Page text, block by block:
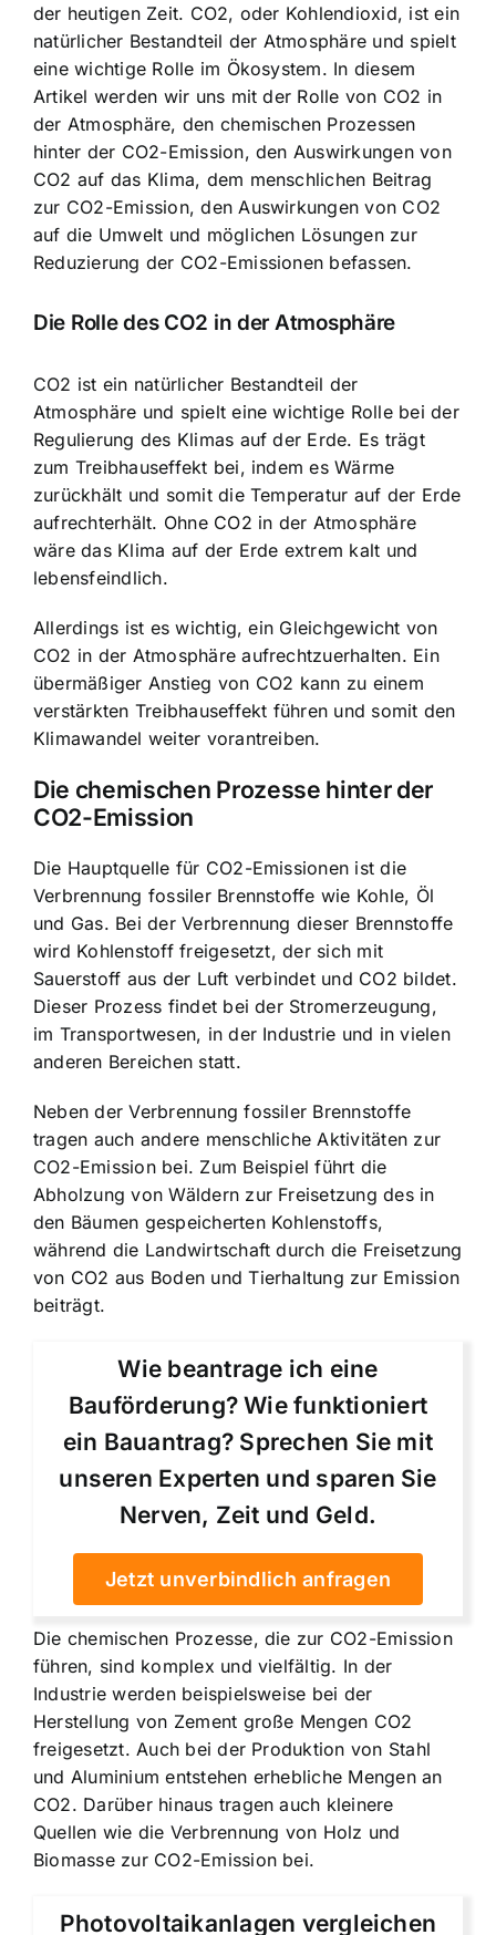
der heutigen Zeit. CO2, oder Kohlendioxid, ist ein
natürlicher Bestandteil der Atmosphäre und spielt
eine wichtige Rolle im Ökosystem. In diesem
Artikel werden wir uns mit der Rolle von CO2 in
der Atmosphäre, den chemischen Prozessen
hinter der CO2-Emission, den Auswirkungen von
CO2 auf das Klima, dem menschlichen Beitrag
zur CO2-Emission, den Auswirkungen von CO2
auf die Umwelt und möglichen Lösungen zur
Reduzierung der CO2-Emissionen befassen.
Die Rolle des CO2 in der Atmosphäre
CO2 ist ein natürlicher Bestandteil der
Atmosphäre und spielt eine wichtige Rolle bei der
Regulierung des Klimas auf der Erde. Es trägt
zum Treibhauseffekt bei, indem es Wärme
zurückhält und somit die Temperatur auf der Erde
aufrechterhält. Ohne CO2 in der Atmosphäre
wäre das Klima auf der Erde extrem kalt und
lebensfeindlich.
Allerdings ist es wichtig, ein Gleichgewicht von
CO2 in der Atmosphäre aufrechtzuerhalten. Ein
übermäßiger Anstieg von CO2 kann zu einem
verstärkten Treibhauseffekt führen und somit den
Klimawandel weiter vorantreiben.
Die chemischen Prozesse hinter der
CO2-Emission
Die Hauptquelle für CO2-Emissionen ist die
Verbrennung fossiler Brennstoffe wie Kohle, Öl
und Gas. Bei der Verbrennung dieser Brennstoffe
wird Kohlenstoff freigesetzt, der sich mit
Sauerstoff aus der Luft verbindet und CO2 bildet.
Dieser Prozess findet bei der Stromerzeugung,
im Transportwesen, in der Industrie und in vielen
anderen Bereichen statt.
Neben der Verbrennung fossiler Brennstoffe
tragen auch andere menschliche Aktivitäten zur
CO2-Emission bei. Zum Beispiel führt die
Abholzung von Wäldern zur Freisetzung des in
den Bäumen gespeicherten Kohlenstoffs,
während die Landwirtschaft durch die Freisetzung
von CO2 aus Boden und Tierhaltung zur Emission
beiträgt.
Wie beantrage ich eine
Bauförderung? Wie funktioniert
ein Bauantrag? Sprechen Sie mit
unseren Experten und sparen Sie
Nerven, Zeit und Geld.
Jetzt unverbindlich anfragen
Die chemischen Prozesse, die zur CO2-Emission
führen, sind komplex und vielfältig. In der
Industrie werden beispielsweise bei der
Herstellung von Zement große Mengen CO2
freigesetzt. Auch bei der Produktion von Stahl
und Aluminium entstehen erhebliche Mengen an
CO2. Darüber hinaus tragen auch kleinere
Quellen wie die Verbrennung von Holz und
Biomasse zur CO2-Emission bei.
Photovoltaikanlagen vergleichen